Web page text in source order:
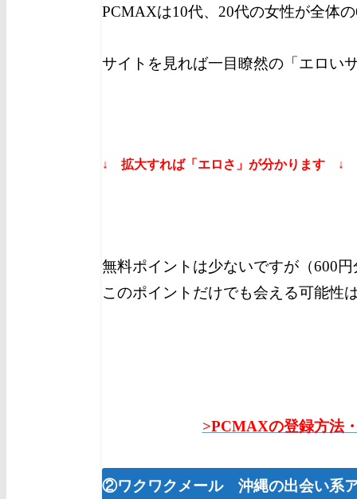
PCMAXは10代、20代の女性が全体
サイトを見れば一目瞭然の「エロい
↓ 拡大すれば「エロさ」が分かります ↓
無料ポイントは少ないですが（600
このポイントだけでも会える可能性
>PCMAXの登録方法
②ワクワクメール 沖縄の出会い系